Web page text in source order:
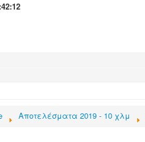
Αποτελέσματα 2019 - 10 χλμ